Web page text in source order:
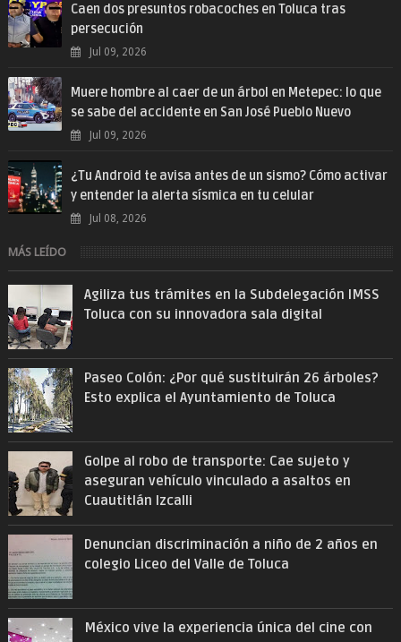
Caen dos presuntos robacoches en Toluca tras
persecución
Jul 09, 2026
Muere hombre al caer de un árbol en Metepec: lo que
se sabe del accidente en San José Pueblo Nuevo
Jul 09, 2026
¿Tu Android te avisa antes de un sismo? Cómo activar
y entender la alerta sísmica en tu celular
Jul 08, 2026
MÁS LEÍDO
Agiliza tus trámites en la Subdelegación IMSS
Toluca con su innovadora sala digital
Paseo Colón: ¿Por qué sustituirán 26 árboles?
Esto explica el Ayuntamiento de Toluca
Golpe al robo de transporte: Cae sujeto y
aseguran vehículo vinculado a asaltos en
Cuautitlán Izcalli
Denuncian discriminación a niño de 2 años en
colegio Liceo del Valle de Toluca
México vive la experiencia única del cine con